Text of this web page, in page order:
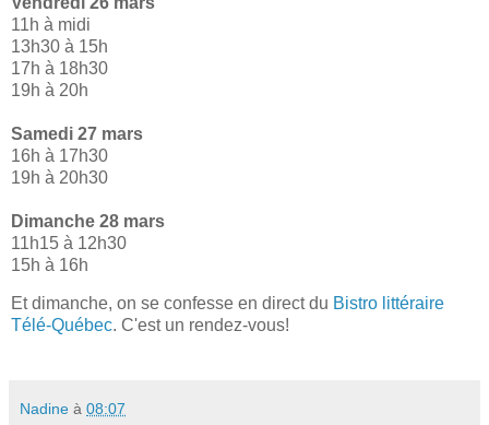
11h à midi
13h30 à 15h
17h à 18h30
19h à 20h
Samedi 27 mars
16h à 17h30
19h à 20h30
Dimanche 28 mars
11h15 à 12h30
15h à 16h
Et dimanche, on se confesse en direct du Bistro littéraire
Télé-Québec. C'est un rendez-vous!
Nadine à 08:07